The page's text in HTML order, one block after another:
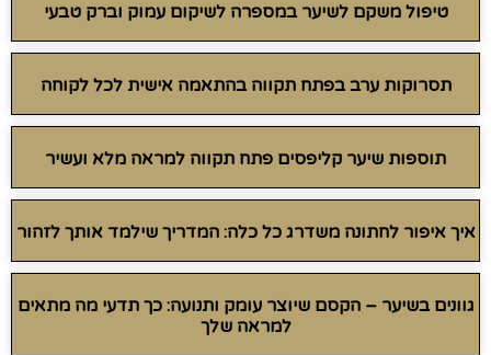
טיפול משקם לשיער במספרה לשיקום עמוק וברק טבעי
תסרוקות ערב בפתח תקווה בהתאמה אישית לכל לקוחה
תוספות שיער קליפסים פתח תקווה למראה מלא ועשיר
איך איפור לחתונה משדרג כל כלה: המדריך שילמד אותך לזהור
גוונים בשיער – הקסם שיוצר עומק ותנועה: כך תדעי מה מתאים
למראה שלך